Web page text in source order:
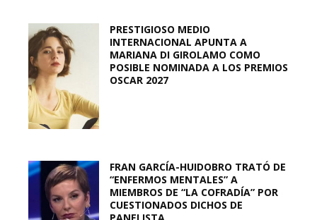
PRESTIGIOSO MEDIO
INTERNACIONAL APUNTA A
MARIANA DI GIROLAMO COMO
POSIBLE NOMINADA A LOS PREMIOS
OSCAR 2027
FRAN GARCÍA-HUIDOBRO TRATÓ DE
“ENFERMOS MENTALES” A
MIEMBROS DE “LA COFRADÍA” POR
CUESTIONADOS DICHOS DE